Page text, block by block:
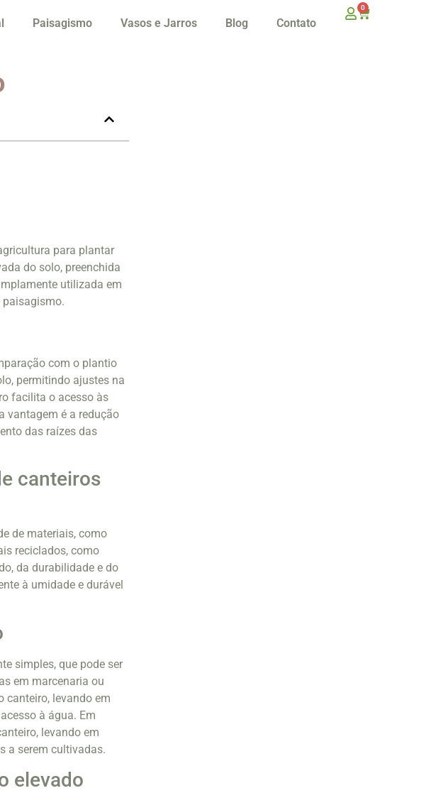
Paisagismo Vasos e Jarros Blog Contato
0
para plantar
do solo, preenchida
utilizada em
paisagismo.
com o plantio
permitindo ajustes na
facilita o acesso às
vantagem é a redução
das raízes das
canteiros
de materiais, como
reciclados, como
da durabilidade e do
à umidade e durável
simples, que pode ser
em marcenaria ou
canteiro, levando em
à água. Em
levando em
a serem cultivadas.
elevado